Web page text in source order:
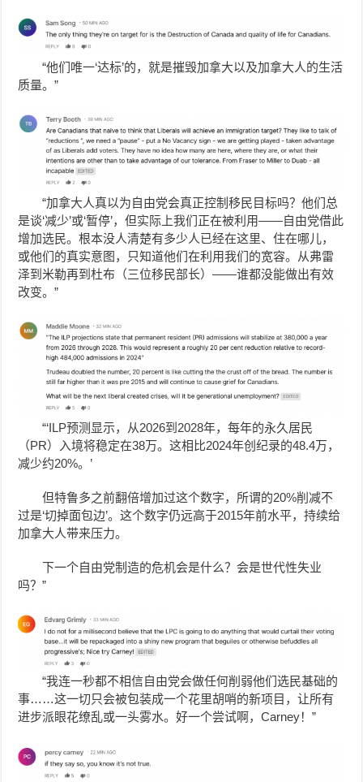
“他们唯一‘达标’的，就是摧毁加拿大以及加拿大人的生活
质量。”
“加拿大人真以为自由党会真正控制移民目标吗？他们总
是谈‘减少’或‘暂停’，但实际上我们正在被利用——自由党借此
增加选民。根本没人清楚有多少人已经在这里、住在哪儿，
或他们的真实意图，只知道他们在利用我们的宽容。从弗雷
泽到米勒再到杜布（三位移民部长）——谁都没能做出有效
改变。”
“‘ILP预测显示，从2026到2028年，每年的永久居民
（PR）入境将稳定在38万。这相比2024年创纪录的48.4万，
减少约20%。’
但特鲁多之前翻倍增加过这个数字，所谓的20%削减不
过是‘切掉面包边’。这个数字仍远高于2015年前水平，持续给
加拿大人带来压力。
下一个自由党制造的危机会是什么？会是世代性失业
吗？”
“我连一秒都不相信自由党会做任何削弱他们选民基础的
事……这一切只会被包装成一个花里胡哨的新项目，让所有
进步派眼花缭乱或一头雾水。好一个尝试啊，Carney！”